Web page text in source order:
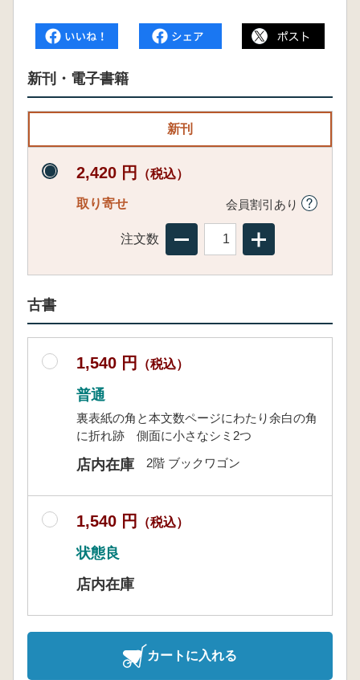
新刊・電子書籍
新刊
2,420 円 （税込）
取り寄せ 会員割引あり
注文数
古書
1,540 円 （税込）
普通
裏表紙の角と本文数ページにわたり余白の角
に折れ跡 側面に小さなシミ2つ
店内在庫 2階 ブックワゴン
1,540 円 （税込）
状態良
店内在庫
カートに入れる